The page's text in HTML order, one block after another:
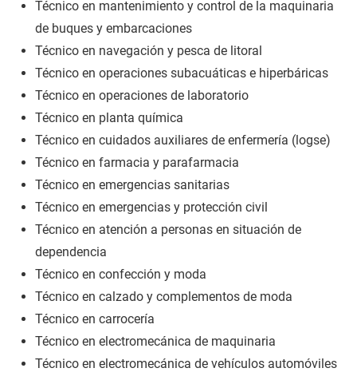
Técnico en mantenimiento y control de la maquinaria
de buques y embarcaciones
Técnico en navegación y pesca de litoral
Técnico en operaciones subacuáticas e hiperbáricas
Técnico en operaciones de laboratorio
Técnico en planta química
Técnico en cuidados auxiliares de enfermería (logse)
Técnico en farmacia y parafarmacia
Técnico en emergencias sanitarias
Técnico en emergencias y protección civil
Técnico en atención a personas en situación de
dependencia
Técnico en confección y moda
Técnico en calzado y complementos de moda
Técnico en carrocería
Técnico en electromecánica de maquinaria
Técnico en electromecánica de vehículos automóviles